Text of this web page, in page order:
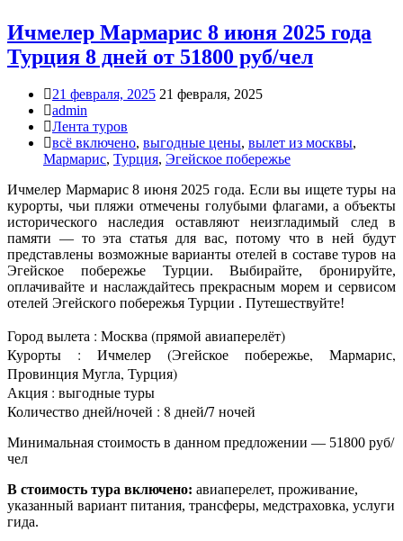
Ичмелер Мармарис 8 июня 2025 года
Турция 8 дней от 51800 руб/чел
21 февраля, 2025 21 февраля, 2025
admin
Лента туров
всё включено, выгодные цены, вылет из москвы,
Мармарис, Турция, Эгейское побережье
Ичмелер Мармарис 8 июня 2025 года. Если вы ищете туры на
курорты, чьи пляжи отмечены голубыми флагами, а объекты
исторического наследия оставляют неизгладимый след в
памяти — то эта статья для вас, потому что в ней будут
представлены возможные варианты отелей в составе туров на
Эгейское побережье Турции. Выбирайте, бронируйте,
оплачивайте и наслаждайтесь прекрасным морем и сервисом
отелей Эгейского побережья Турции . Путешествуйте!
Город вылета : Москва (прямой авиаперелёт)
Курорты : Ичмелер (Эгейское побережье, Мармарис,
Провинция Мугла, Турция)
Акция : выгодные туры
Количество дней/ночей : 8 дней/7 ночей
Минимальная стоимость в данном предложении — 51800 руб/
чел
В стоимость тура включено: авиаперелет, проживание,
указанный вариант питания, трансферы, медстраховка, услуги
гида.